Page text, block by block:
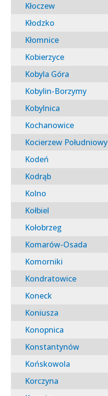
Kłoczew
Kłodzko
Kłomnice
Kobierzyce
Kobyla Góra
Kobylin-Borzymy
Kobylnica
Kochanowice
Kocierzew Południowy
Kodeń
Kodrąb
Kolno
Kołbiel
Kołobrzeg
Komarów-Osada
Komorniki
Kondratowice
Koneck
Koniusza
Konopnica
Konstantynów
Końskowola
Korczyna